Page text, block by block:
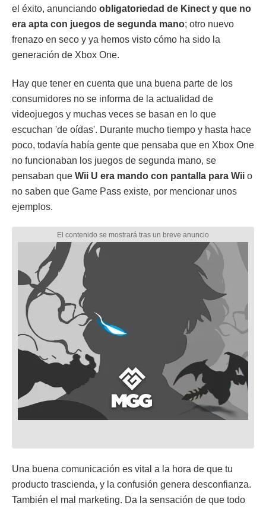
el éxito, anunciando obligatoriedad de Kinect y que no
era apta con juegos de segunda mano; otro nuevo
frenazo en seco y ya hemos visto cómo ha sido la
generación de Xbox One.
Hay que tener en cuenta que una buena parte de los
consumidores no se informa de la actualidad de
videojuegos y muchas veces se basan en lo que
escuchan 'de oídas'. Durante mucho tiempo y hasta hace
poco, todavía había gente que pensaba que en Xbox One
no funcionaban los juegos de segunda mano, se
pensaban que Wii U era mando con pantalla para Wii o
no saben que Game Pass existe, por mencionar unos
ejemplos.
Una buena comunicación es vital a la hora de que tu
producto trascienda, y la confusión genera desconfianza.
También el mal marketing. Da la sensación de que todo